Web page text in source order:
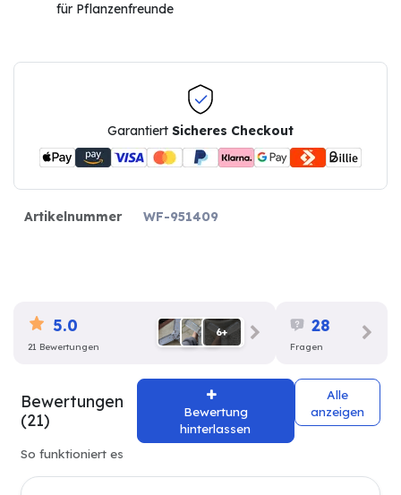
für Pflanzenfreunde
Garantiert Sicheres Checkout
Artikelnummer WF-951409
5.0
21 Bewertungen
6+ 28
Fragen
Bewertungen
(21)
Bewertung
hinterlassen
Alle
anzeigen
So funktioniert es